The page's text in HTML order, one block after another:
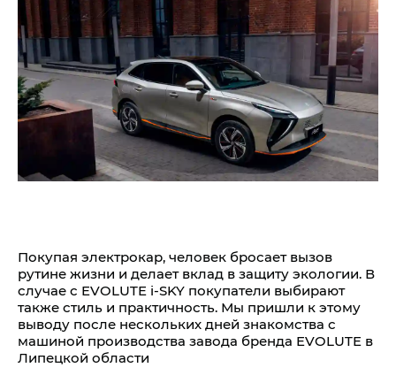
Покупая электрокар, человек бросает вызов
рутине жизни и делает вклад в защиту экологии. В
случае с EVOLUTE i‑SKY покупатели выбирают
также стиль и практичность. Мы пришли к этому
выводу после нескольких дней знакомства с
машиной производства завода бренда EVOLUTE в
Липецкой области